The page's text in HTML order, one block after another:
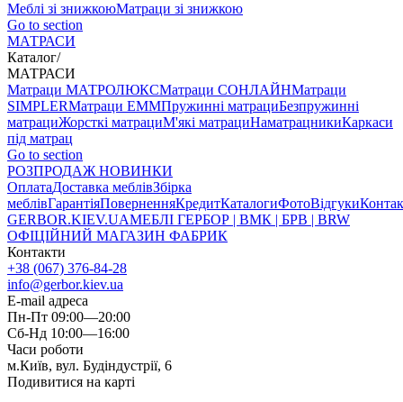
Меблі зі знижкоюМатраци зі знижкою
Go to section
МАТРАСИ
Каталог/
МАТРАСИ
Матраци МАТРОЛЮКСМатраци СОНЛАЙНМатраци
SIMPLERМатраци ЕММПружинні матрациБезпружинні
матрациЖорсткі матрациМ'які матрациНаматрацникиКаркаси
під матрац
Go to section
РОЗПРОДАЖ НОВИНКИ
ОплатаДоставка меблівЗбірка
меблівГарантіяПоверненняКредитКаталогиФотоВідгуки
GERBOR.KIEV.UAМЕБЛI ГЕРБОР | ВМК | БРВ | BRW
ОФІЦІЙНИЙ МАГАЗИН ФАБРИК
Контакти
+38 (067) 376-84-28
info@gerbor.kiev.ua
E-mail адреса
Пн-Пт 09:00—20:00
Сб-Нд 10:00—16:00
Часи роботи
м.Київ, вул. Будіндустрії, 6
Подивитися на карті